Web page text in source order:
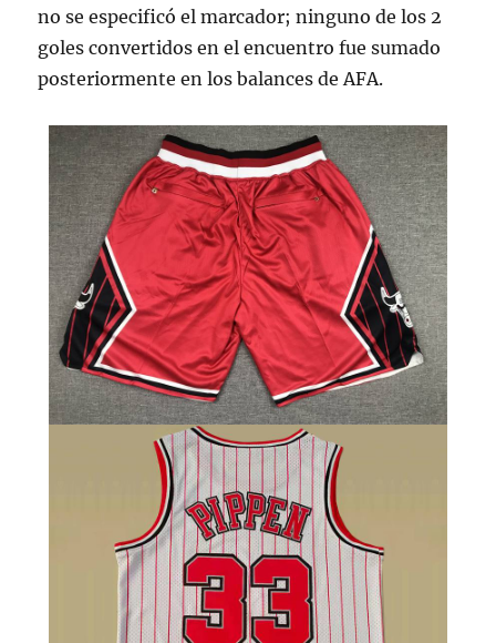
no se especificó el marcador; ninguno de los 2
goles convertidos en el encuentro fue sumado
posteriormente en los balances de AFA.